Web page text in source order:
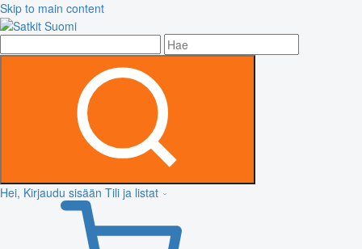
Skip to main content
Hei, Kirjaudu sisään Tili ja listat